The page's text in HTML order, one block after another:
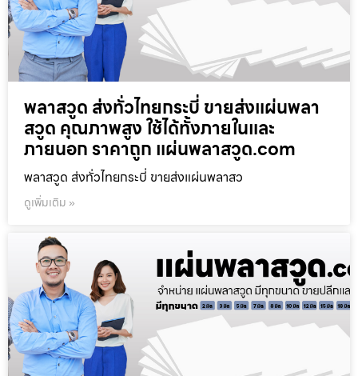
พลาสวูด ส่งทั่วไทยกระบี่ ขายส่งแผ่นพลา
สวูด คุณภาพสูง ใช้ได้ทั้งภายในและ
ภายนอก ราคาถูก แผ่นพลาสวูด.com
พลาสวูด ส่งทั่วไทยกระบี่ ขายส่งแผ่นพลาสว
ดูเพิ่มเติม »